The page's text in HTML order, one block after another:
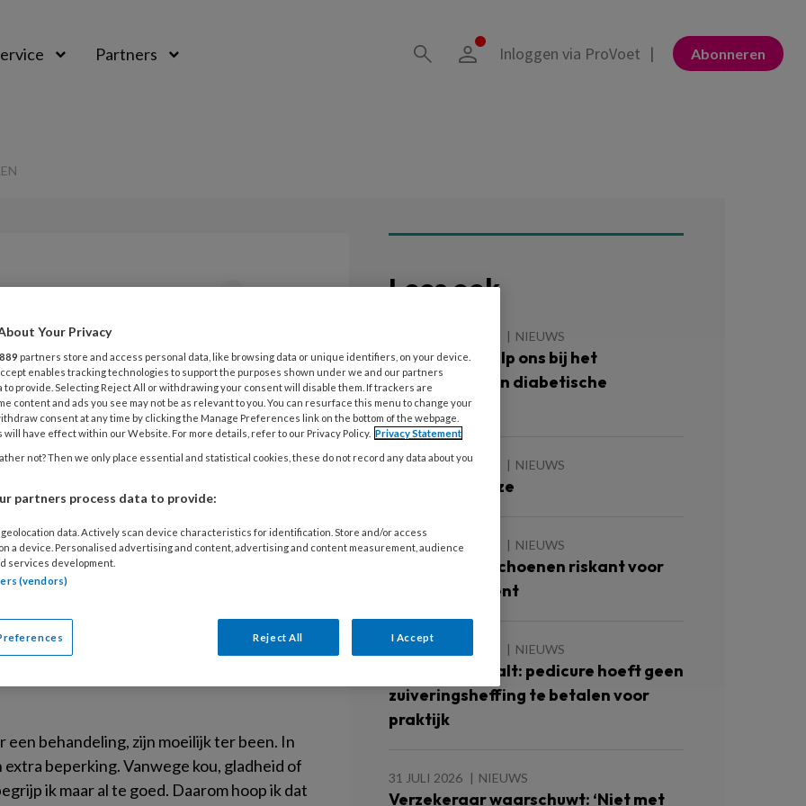
Partners Abonneren
Inloggen via ProVoet
Opslaan Reacties 0 Delen
en halen
een nieuwe dienst aan. Sinds 1 november
haar praktijk kunnen komen, een
Wat heeft haar hiertoe
voor pedicures die dit ook
biedt een nieuwe dienst aan.
niet zelfstandig naar haar praktijk
op de woensdagmiddag. Wat
tips heeft deze ondernemer voor
een behandeling, zijn moeilijk ter been. In
extra beperking. Vanwege kou, gladheid of
ik maar al te goed. Daarom hoop ik dat
Lees ook
NIEUWS
Patiënten: ‘Help ons bij het
voorkomen van diabetische
voetulcera’
5 AUGUSTUS 2026 NIEUWS
De zomer is roze
4 AUGUSTUS 2026 NIEUWS
Ook te grote schoenen riskant voor
diabetespatiënt
NIEUWS
Rechter bepaalt: pedicure hoeft geen
zuiveringsheffing te betalen voor
praktijk
31 JULI 2026 NIEUWS
Verzekeraar waarschuwt: ‘Niet met
Your Privacy
889 partners store and access personal data, like browsing data or unique identifiers, on your device.
enables tracking technologies to support the purposes shown under we and our partners
to provide. Selecting Reject All or withdrawing your consent will disable them. If trackers are
content and ads you see may not be as relevant to you. You can resurface this menu to change your
consent at any time by clicking the Manage Preferences link on the bottom of the webpage.
will have effect within our Website. For more details, refer to our Privacy Policy. Privacy Statement
not? Then we only place essential and statistical cookies, these do not record any data about you
partners process data to provide:
data. Actively scan device characteristics for identification. Store and/or access
a device. Personalised advertising and content, advertising and content measurement, audience
services development.
(vendors)
Reject All I Accept